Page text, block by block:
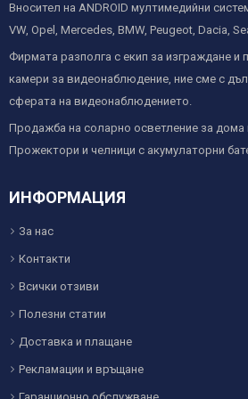
Вносител на ANDROID мултимедийни
VW, Opel, Mercedes, BMW, Peugeot, Dacia,
Фирмата разполга с екип за изграждане и
камери за видеонаблюдение, ние сме с
сферата на видеонаблюдението.
Продажба на соларно осветление за дома
Прожектори и челници с акумулаторни
ИНФОРМАЦИЯ
За нас
Контакти
Всички отзиви
Полезни статии
Доставка и плащане
Рекламации и връщане